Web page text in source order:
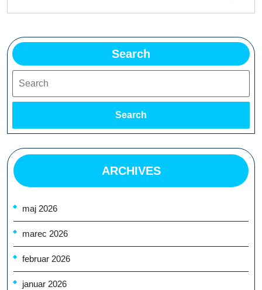
Search
Search
ARCHIVES
maj 2026
marec 2026
februar 2026
januar 2026